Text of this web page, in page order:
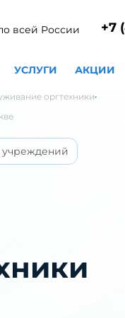
всей России +7
УСЛУГИ АКЦИИ
оргтехники
учреждений